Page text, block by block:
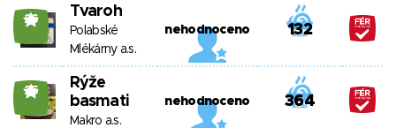
26 Tvaroh
Polabské
Mlékárny a.s.
nehodnoceno 132
25
Rýže
basmati
Makro a.s.
nehodnoceno 364